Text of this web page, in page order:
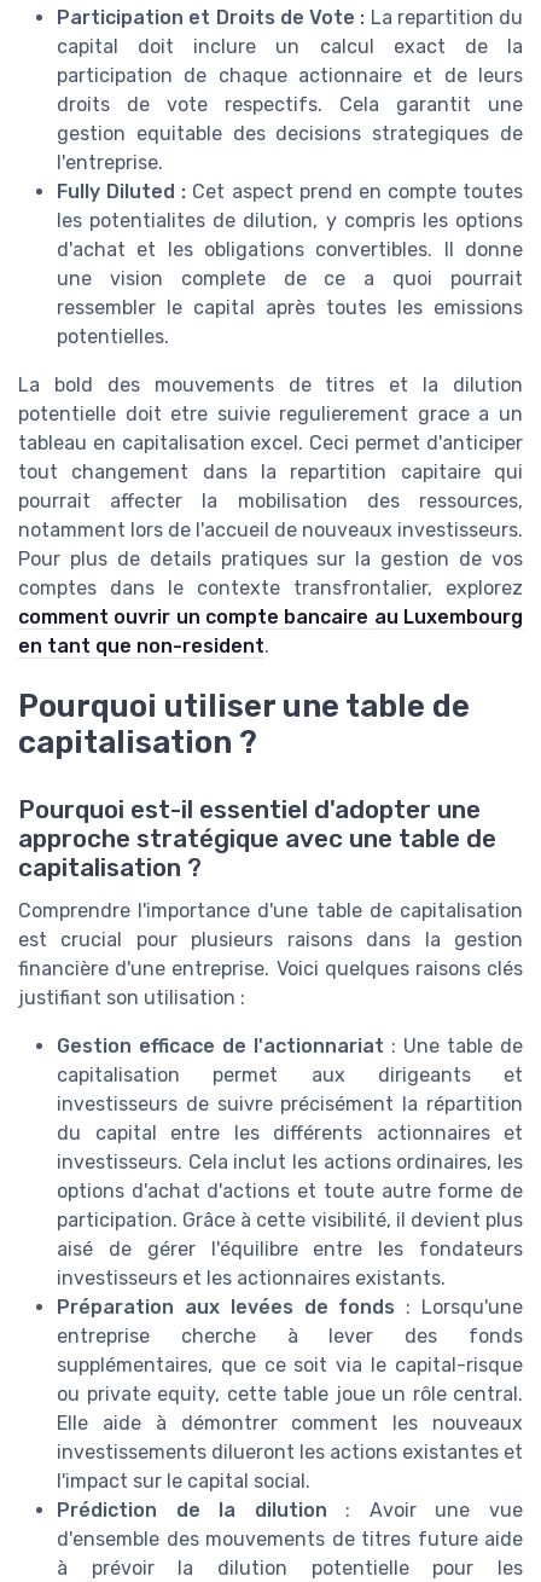
Participation et Droits de Vote : La repartition du
capital doit inclure un calcul exact de la
participation de chaque actionnaire et de leurs
droits de vote respectifs. Cela garantit une
gestion equitable des decisions strategiques de
l'entreprise.
Fully Diluted : Cet aspect prend en compte toutes
les potentialites de dilution, y compris les options
d'achat et les obligations convertibles. Il donne
une vision complete de ce a quoi pourrait
ressembler le capital après toutes les emissions
potentielles.
La bold des mouvements de titres et la dilution
potentielle doit etre suivie regulierement grace a un
tableau en capitalisation excel. Ceci permet d'anticiper
tout changement dans la repartition capitaire qui
pourrait affecter la mobilisation des ressources,
notamment lors de l'accueil de nouveaux investisseurs.
Pour plus de details pratiques sur la gestion de vos
comptes dans le contexte transfrontalier, explorez
comment ouvrir un compte bancaire au Luxembourg
en tant que non-resident.
Pourquoi utiliser une table de
capitalisation ?
Pourquoi est-il essentiel d'adopter une
approche stratégique avec une table de
capitalisation ?
Comprendre l'importance d'une table de capitalisation
est crucial pour plusieurs raisons dans la gestion
financière d'une entreprise. Voici quelques raisons clés
justifiant son utilisation :
Gestion efficace de l'actionnariat : Une table de
capitalisation permet aux dirigeants et
investisseurs de suivre précisément la répartition
du capital entre les différents actionnaires et
investisseurs. Cela inclut les actions ordinaires, les
options d'achat d'actions et toute autre forme de
participation. Grâce à cette visibilité, il devient plus
aisé de gérer l'équilibre entre les fondateurs
investisseurs et les actionnaires existants.
Préparation aux levées de fonds : Lorsqu'une
entreprise cherche à lever des fonds
supplémentaires, que ce soit via le capital-risque
ou private equity, cette table joue un rôle central.
Elle aide à démontrer comment les nouveaux
investissements dilueront les actions existantes et
l'impact sur le capital social.
Prédiction de la dilution : Avoir une vue
d'ensemble des mouvements de titres future aide
à prévoir la dilution potentielle pour les